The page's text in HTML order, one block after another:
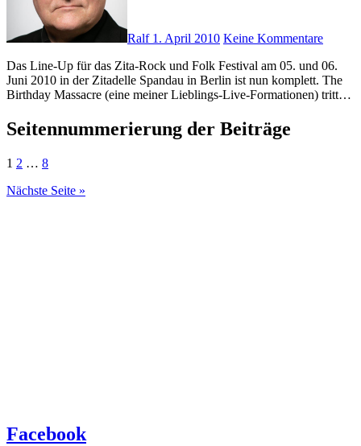
Ralf 1. April 2010 Keine Kommentare
Das Line-Up für das Zita-Rock und Folk Festival am 05. und 06.
Juni 2010 in der Zitadelle Spandau in Berlin ist nun komplett. The
Birthday Massacre (eine meiner Lieblings-Live-Formationen) tritt…
Seitennummerierung der Beiträge
1 2 … 8
Nächste Seite »
Facebook